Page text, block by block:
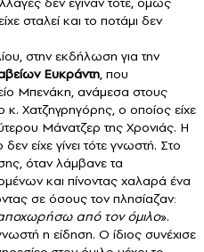
σταλεί και το ποτάμι δεν
στην εκδήλωση για την
Ευκράντη, που
Μπενάκη, ανάμεσα στους
Χατζηγρηγόρης, ο οποίος είχε
Μάνατζερ της Χρονιάς. Η
είχε γίνει τότε γνωστή. Στο
όταν λάμβανε τα
και πίνοντας χαλαρά ένα
σε όσους τον πλησίαζαν:
από τον όμιλο».
η είδηση. Ο ίδιος συνέχισε